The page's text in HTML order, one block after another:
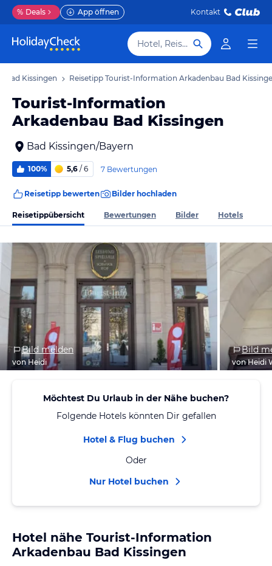
% Deals App öffnen Kontakt
Hotel, Reiseziel
Bad Kissingen Reisetipp Tourist-Information Arkadenbau Bad
Tourist-Information
Arkadenbau Bad Kissingen
Bad Kissingen/Bayern
100% 5,6 / 6 7 Bewertungen
Reisetipp bewerten Bilder hochladen
Reisetippübersicht Bewertungen Bilder Hotels
Bild melden
von Heidi
Bild
von Heidi
Möchtest Du Urlaub in der Nähe buchen?
Folgende Hotels könnten Dir gefallen
Hotel & Flug buchen
Oder
Nur Hotel buchen
Hotel nähe Tourist-Information
Arkadenbau Bad Kissingen